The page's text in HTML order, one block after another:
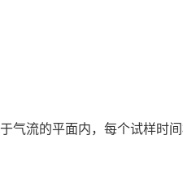
流的平面内，每个试样时间